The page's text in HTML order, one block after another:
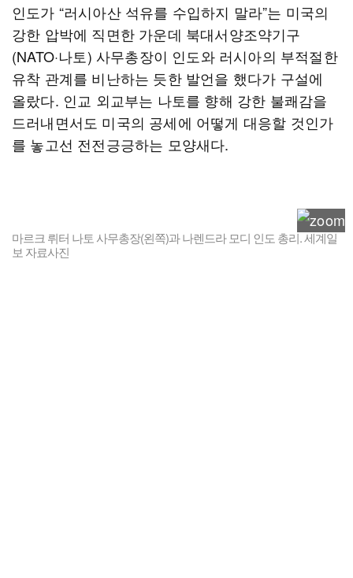
인도가 “러시아산 석유를 수입하지 말라”는 미국의
강한 압박에 직면한 가운데 북대서양조약기구
(NATO·나토) 사무총장이 인도와 러시아의 부적절한
유착 관계를 비난하는 듯한 발언을 했다가 구설에
올랐다. 인교 외교부는 나토를 향해 강한 불쾌감을
드러내면서도 미국의 공세에 어떻게 대응할 것인가
를 놓고선 전전긍긍하는 모양새다.
마르크 뤼터 나토 사무총장(왼쪽)과 나렌드라 모디 인도 총리. 세계일
보 자료사진